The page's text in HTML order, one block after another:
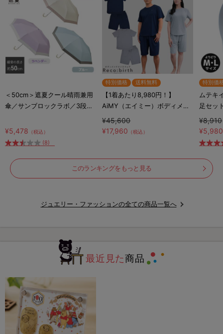
＜50cm＞遮夏クール晴雨兼用
傘／サンブロックラボ／3段コ
／紫外線対策／放射冷却
¥5,478 （税込）
(8)
特別価格 送料無料
【1着あたり8,980円！】
AiMY（エイミー）ボディメン
テナンスウェア リカバース／
半袖半ズボン／2着セット／上
¥45,600
¥17,960 （税込）
特別価
ムテキ
足セッ
¥8,910
¥5,980
このランキングをもっと見る
ジュエリー・ファッションの全ての商品一覧へ
最近見た商品